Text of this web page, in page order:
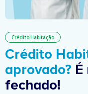
Crédito Habitação
Crédito
aprovado?
fechado!